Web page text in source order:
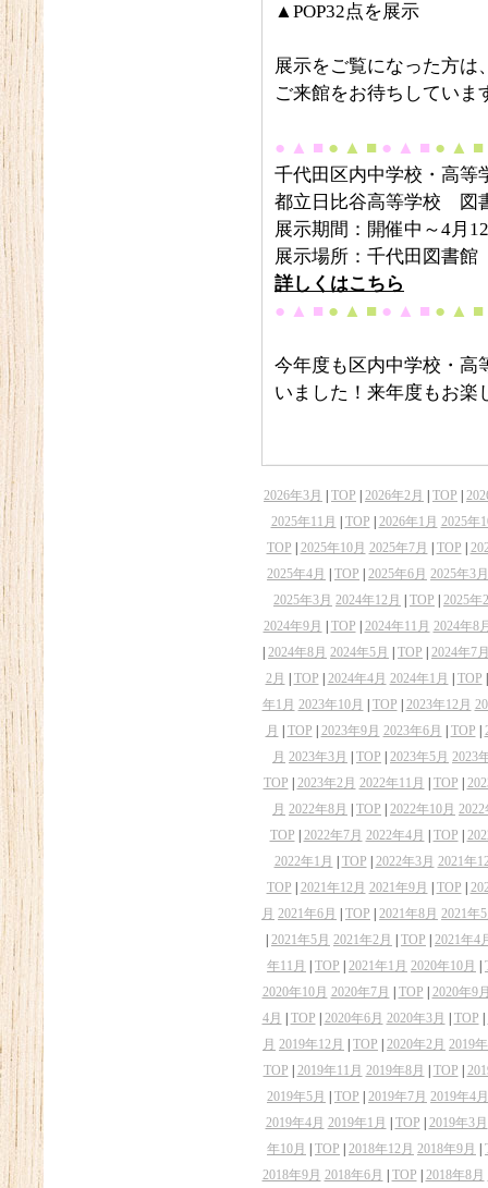
▲POP32点を展示
展示をご覧になった方は
ご来館をお待ちしていま
● ▲ ■ ● ▲ ■ ● ▲ ■ ● ▲ ■
千代田区内中学校・高等
都立日比谷高等学校 図
展示期間：開催中～4月
展示場所：千代田図書
詳しくはこちら
● ▲ ■ ● ▲ ■ ● ▲ ■ ● ▲ ■
今年度も区内中学校・高
いました！来年度もお楽
2026年3月 TOP 2026年2月 TOP
2025年11月
TOP 2026年1月 2025年
TOP
2025年10月 2025年7月 TOP
2025年4月
TOP 2025年6月 2025年3月
2025年3月 2024年12月 TOP
2025年
2024年9月
TOP 2024年11月 2024年8
2024年8月 2024年5月 TOP
2024年7
2月
TOP 2024年4月 2024年1月 TOP
年1月 2023年10月 TOP 2023年12月
月
TOP 2023年9月 2023年6月 TOP
月 2023年3月 TOP 2023年5月 2023
TOP
2023年2月 2022年11月 TOP
月 2022年8月 TOP 2022年10月
TOP
2022年7月 2022年4月 TOP
2022年1月
TOP 2022年3月 2021年
TOP
2021年12月 2021年9月 TOP
月 2021年6月 TOP 2021年8月 2021年
2021年5月 2021年2月 TOP
2021年4
年11月
TOP 2021年1月 2020年10月
2020年10月 2020年7月 TOP
2020年9
4月
TOP 2020年6月 2020年3月 TOP
月 2019年12月 TOP 2020年2月 2019
TOP
2019年11月 2019年8月 TOP
2019年5月
TOP 2019年7月 2019年4月
2019年4月 2019年1月 TOP
2019年3月
年10月
TOP 2018年12月 2018年9月
2018年9月 2018年6月 TOP 2018年8月